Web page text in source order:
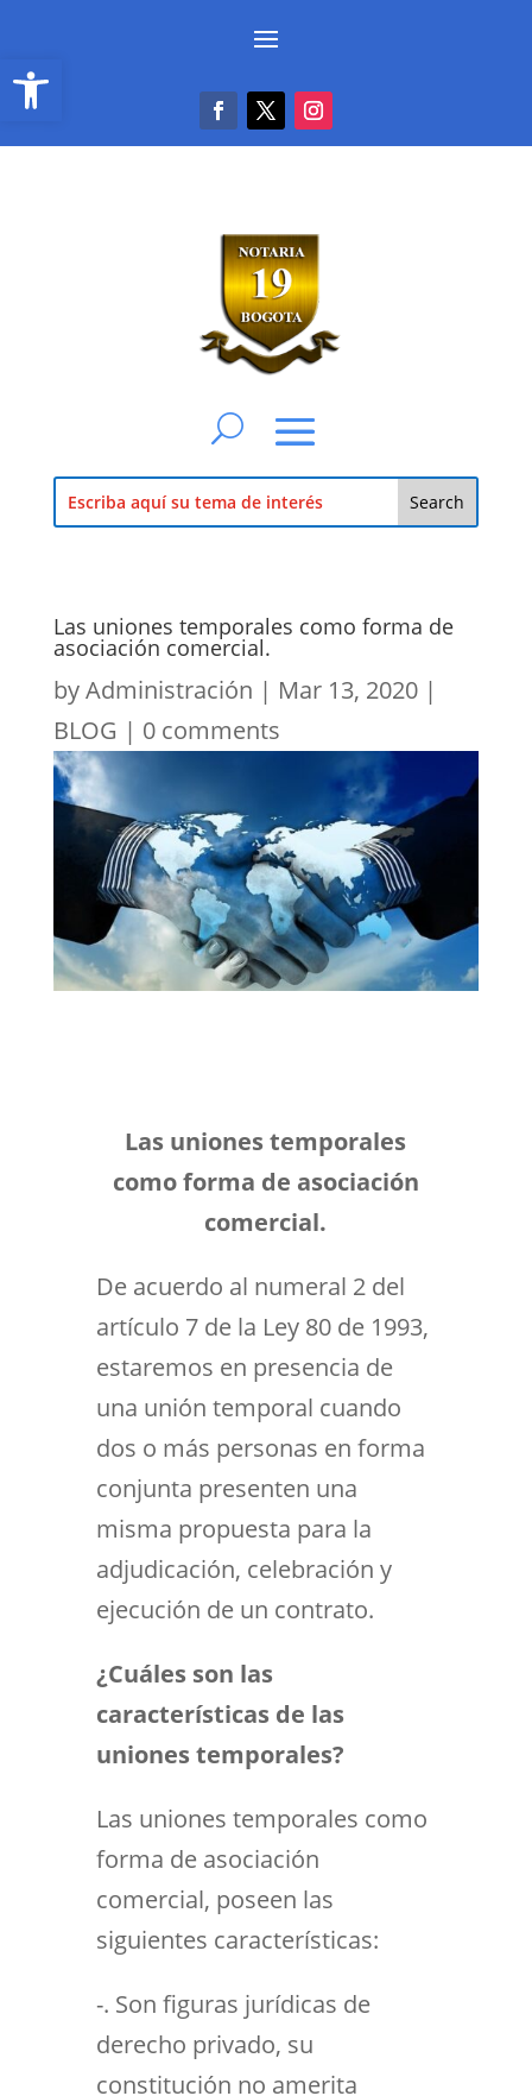
Abrir barra de herramientas
Las uniones temporales como forma de
asociación comercial.
byAdministración | Mar 13, 2020|
BLOG | 0 comments
Las uniones temporales
como forma de asociación
comercial.
De acuerdo al numeral 2 del
artículo 7 de la Ley 80 de 1993,
estaremos en presencia de
una unión temporal cuando
dos o más personas en forma
conjunta presenten una
misma propuesta para la
adjudicación, celebración y
ejecución de un contrato.
¿Cuáles son las
características de las
uniones temporales?
Las uniones temporales como
forma de asociación
comercial, poseen las
siguientes características:
-. Son figuras jurídicas de
derecho privado, su
constitución no amerita